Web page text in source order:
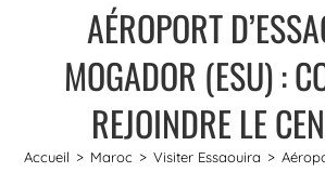
AÉROPORT
MOGADOR (ESU) :
REJOINDRE LE
Accueil > Maroc > Visiter Essaouira >